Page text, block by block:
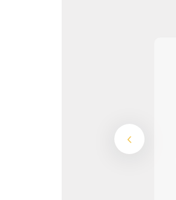
Excelente chef maricela!!!